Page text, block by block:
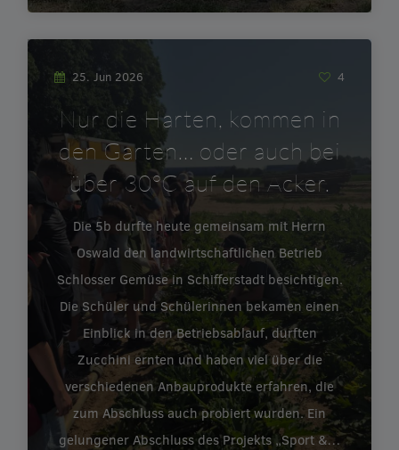
25. Jun 2026 4
Nur die Harten, kommen in
den Garten… oder auch bei
über 30°C auf den Acker.
Die 5b durfte heute gemeinsam mit Herrn
Oswald den landwirtschaftlichen Betrieb
Schlosser Gemüse in Schifferstadt besichtigen.
Die Schüler und Schülerinnen bekamen einen
Einblick in den Betriebsablauf, durften
Zucchini ernten und haben viel über die
verschiedenen Anbauprodukte erfahren, die
zum Abschluss auch probiert wurden. Ein
gelungener Abschluss des Projekts „Sport &…